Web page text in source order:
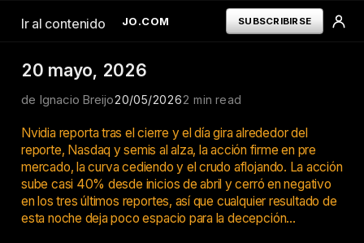
IGNACIOBREIJO.COM SUBSCRIBIRSE
Ir al contenido
20 mayo, 2026
de Ignacio Breijo20/05/20262 min read
Nvidia reporta tras el cierre y el día gira alrededor del
reporte, Nasdaq y semis al alza, la acción firme en pre
mercado, la curva cediendo y el crudo aflojando. La acción
sube casi 40% desde inicios de abril y cerró en negativo
en los tres últimos reportes, así que cualquier resultado de
esta noche deja poco espacio para la decepción...
TERMINAL
---
TERMINAL
ORDERFLOW
LIBRO DE POSICIONES
---
RECURSOS
GRATUITOS